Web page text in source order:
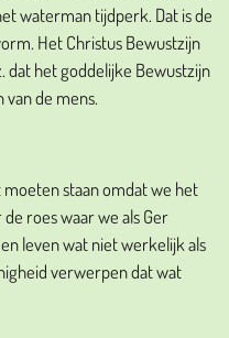
waterman tijdperk. Dat is de
Het Christus Bewustzijn
dat het goddelijke Bewustzijn
de mens.
moeten staan omdat we het
roes waar we als Ger
leven wat niet werkelijk als
verwerpen dat wat